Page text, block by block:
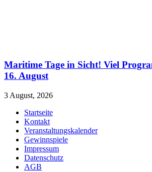
Maritime Tage in Sicht! Viel
16. August
3 August, 2026
Startseite
Kontakt
Veranstaltungskalender
Gewinnspiele
Impressum
Datenschutz
AGB